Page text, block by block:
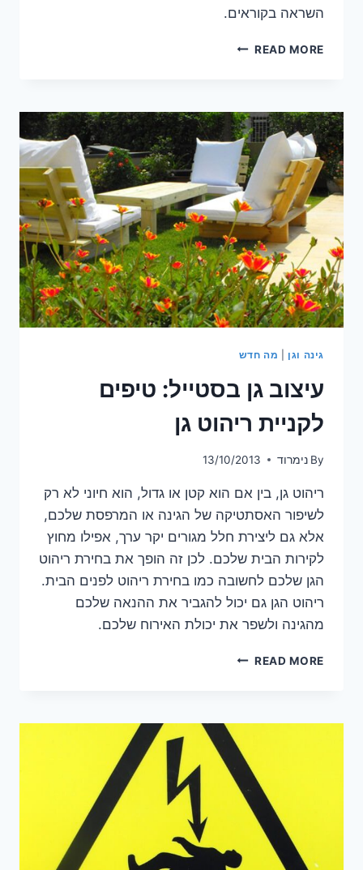
השראה בקוראים.
READ MOREהגזיבו
פרגולות
וסוככים
גינה וגן מה חדש
עיצוב גן בסטייל: טיפים
לקניית ריהוט גן
By נימרוד 13/10/2013
ריהוט גן, בין אם הוא קטן או גדול, הוא חיוני לא רק
לשיפור האסתטיקה של הגינה או המרפסת שלכם,
אלא גם ליצירת חלל מגורים יקר ערך, אפילו מחוץ
לקירות הבית שלכם. לכן זה הופך את בחירת ריהוט
הגן שלכם לחשובה כמו בחירת ריהוט לפנים הבית.
ריהוט הגן גם יכול להגביר את ההנאה שלכם
מהגינה ולשפר את יכולת האירוח שלכם.
READ MOREעיצוב
לקניית
ריהוט
גן